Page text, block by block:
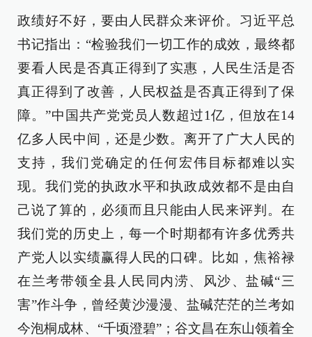
政绩好不好，要由人民群众来评价。习近平总
书记指出：“检验我们一切工作的成效，最终都
要看人民是否真正得到了实惠，人民生活是否
真正得到了改善，人民权益是否真正得到了保
障。”中国共产党党员人数超过1亿，但放在14
亿多人民中间，还是少数。离开了广大人民的
支持，我们党确定的任何宏伟目标都难以实
现。我们党的执政水平和执政成效都不是由自
己说了算的，必须而且只能由人民来评判。在
我们党的历史上，每一个时期都有许多优秀共
产党人以实绩赢得人民的口碑。比如，焦裕禄
在兰考带领全县人民同内涝、风沙、盐碱“三
害”作斗争，曾经黄沙漫漫、盐碱茫茫的兰考如
今泡桐成林、“千顷澄碧”；谷文昌在东山领着全